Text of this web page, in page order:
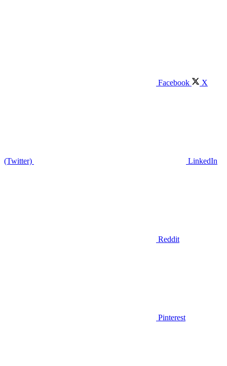
Facebook X
(Twitter) LinkedIn
Reddit
Pinterest